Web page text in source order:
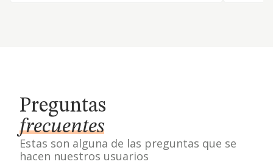
Preguntas
frecuentes
Estas son alguna de las preguntas que se
hacen nuestros usuarios